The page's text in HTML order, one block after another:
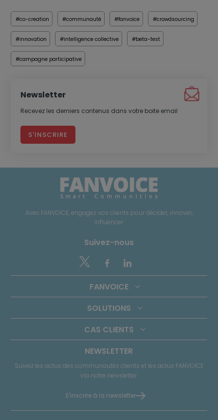
#co-creation #communauté #fanvoice #crowdsourcing
#innovation #intelligence collective #beta-test
#campagne participative
Newsletter
Recevez les derniers contenus dans votre boite email
S'INSCRIRE
Avec FANVOICE, engagez vos clients pour décider, innover,
influencer
Suivez-nous
 
FANVOICE
SOLUTIONS
CAS CLIENTS
NEWSLETTER
Suivez les actus des communautés clients et les actus FANVOICE
via notre newsletter.
S'inscrire à la newsletter